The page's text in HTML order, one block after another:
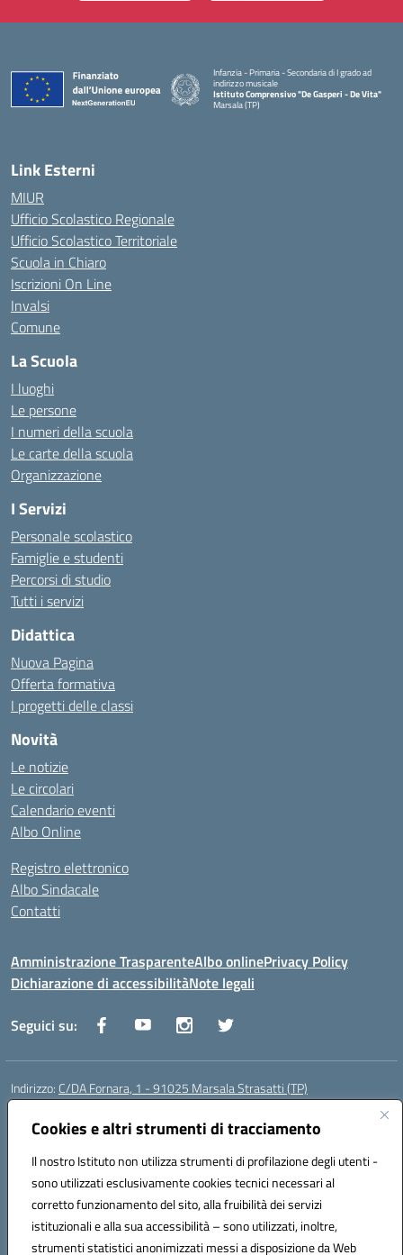
Cookies e altri strumenti di tracciamento
Il nostro Istituto non utilizza strumenti di profilazione degli utenti -
sono utilizzati esclusivamente cookies tecnici necessari al
corretto funzionamento del sito, alla fruibilità dei servizi
istituzionali e alla sua accessibilità – sono utilizzati, inoltre,
strumenti statistici anonimizzati messi a disposizione da Web
Infanzia - Primaria - Secondaria di I grado ad
indirizzo musicale
Istituto Comprensivo "De Gasperi - De Vita"
Marsala (TP)
Link Esterni
MIUR
Ufficio Scolastico Regionale
Ufficio Scolastico Territoriale
Scuola in Chiaro
Iscrizioni On Line
Invalsi
Comune
La Scuola
I luoghi
Le persone
I numeri della scuola
Le carte della scuola
Organizzazione
I Servizi
Personale scolastico
Famiglie e studenti
Percorsi di studio
Tutti i servizi
Didattica
Nuova Pagina
Offerta formativa
I progetti delle classi
Novità
Le notizie
Le circolari
Calendario eventi
Albo Online
Registro elettronico
Albo Sindacale
Contatti
Amministrazione TrasparenteAlbo onlinePrivacy Policy
Dichiarazione di accessibilitàNote legali
Seguici su:
Indirizzo: C/DA Fornara, 1 - 91025 Marsala Strasatti (TP)
Centralino:
Posta elettronica certificata (PEC):tpic81600v@pec.istruzione.it
Codice fiscale: 82006360810
Codice meccanografico:TPIC81600V
Codice Indice delle Pubbliche Amministrazioni (IPA): istsc_tpic81600v
Codice unico di fatturazione (CUF): UFODYY